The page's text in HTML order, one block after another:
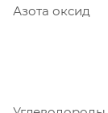
Азота оксид